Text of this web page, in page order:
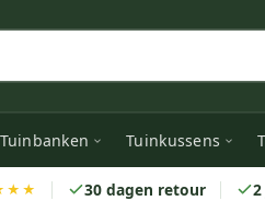
Tuinbanken Tuinkussens
30 dagen retour